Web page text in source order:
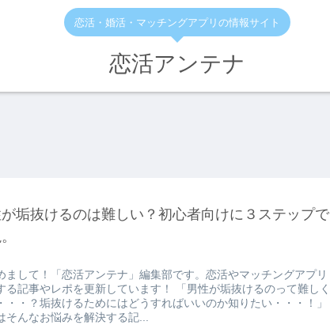
恋活・婚活・マッチングアプリの情報サイト
恋活アンテナ
垢抜けるのは難しい？初心者向けに３ステップで
まして！「恋活アンテナ」編集部です。恋活やマッチングアプリ
る記事やレポを更新しています！ 「男性が垢抜けるのって難しく
・・？垢抜けるためにはどうすればいいのか知りたい・・・！」
そんなお悩みを解決する記...